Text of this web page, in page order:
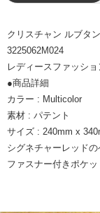
クリスチャン ルブタ
3225062M024
レディースファッシ
●商品詳細
カラー : Multicolor
素材 : パテント
サイズ : 240mm x
シグネチャーレッド
ファスナー付きポケ